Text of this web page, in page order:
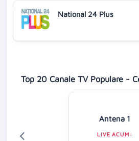
National 24 Plus
Top 20 Canale TV Populare -
Antena 1
LIVE ACUM: